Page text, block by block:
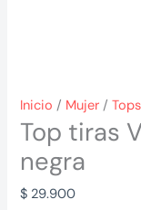
Inicio / Mujer /Tops
Top tiras
negra
$ 29.900